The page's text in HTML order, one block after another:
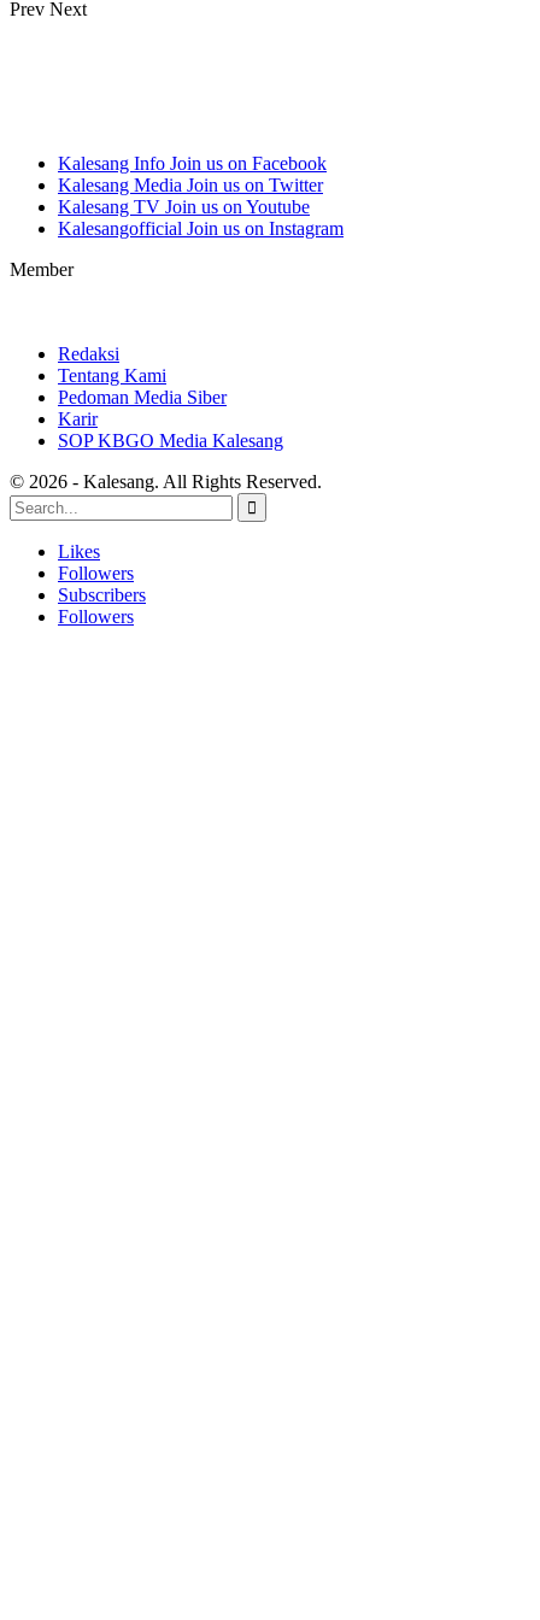
Prev Next
Kalesang Info Join us on Facebook
Kalesang Media Join us on Twitter
Kalesang TV Join us on Youtube
Kalesangofficial Join us on Instagram
Member
Redaksi
Tentang Kami
Pedoman Media Siber
Karir
SOP KBGO Media Kalesang
© 2026 - Kalesang. All Rights Reserved.
Likes
Followers
Subscribers
Followers